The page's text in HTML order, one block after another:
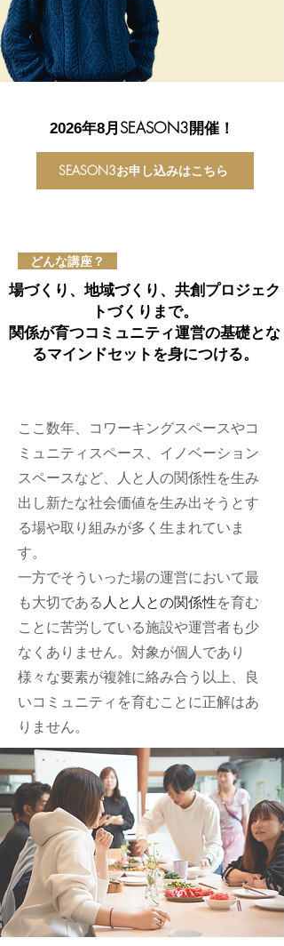
​2026年8月SEASON3開催！
SEASON3お申し込みはこちら
どんな講座？
場づくり、地域づくり、共創プロジェク
トづくりまで。
関係が育つコミュニティ運営の基礎とな
るマインドセットを身につける。
ここ数年、コワーキングスペースやコ
ミュニティスペース、イノベーション
スペースなど、人と人の関係性を生み
出し新たな社会価値を生み出そうとす
る場や取り組みが多く生まれていま
す。
一方でそういった場の運営において最
も大切である人と人との関係性を育む
ことに苦労している施設や運営者も少
なくありません。対象が個人であり
様々な要素が複雑に絡み合う以上、良
いコミュニティを育むことに正解はあ
りません。